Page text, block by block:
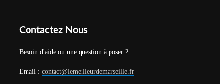
Contactez Nous
Besoin d'aide ou une question à poser ?
Email : contact@lemeilleurdemarseille.fr